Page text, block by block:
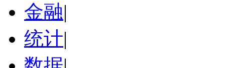
金融|
统计|